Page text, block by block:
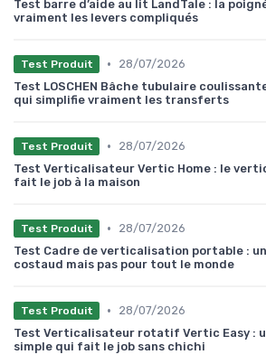
Test barre d’aide au lit LandTale : la
vraiment les levers compliqués
Test Produit •
28/07/2026
Test LOSCHEN Bâche tubulaire
qui simplifie vraiment les transferts
Test Produit •
28/07/2026
Test Verticalisateur Vertic Home : le
fait le job à la maison
Test Produit •
28/07/2026
Test Cadre de verticalisation portable :
costaud mais pas pour tout le monde
Test Produit •
28/07/2026
Test Verticalisateur rotatif Vertic Easy :
simple qui fait le job sans chichi